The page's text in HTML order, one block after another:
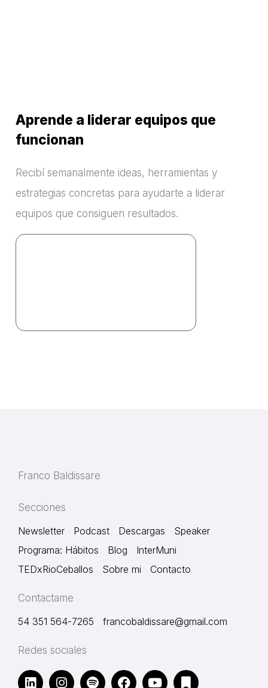
Aprende a liderar equipos que
funcionan
Recibí semanalmente ideas, herramientas y
estrategias concretas para ayudarte a liderar
equipos que consiguen resultados.
Franco Baldissare
Secciones
Newsletter
Podcast Descargas
Speaker
Programa: Hábitos
Blog
InterMuni
TEDxRioCeballos
Sobre mi Contacto
Contactame
54 351 564-7265
francobaldissare@gmail.com
Redes sociales
L
I
S
F
Y
B